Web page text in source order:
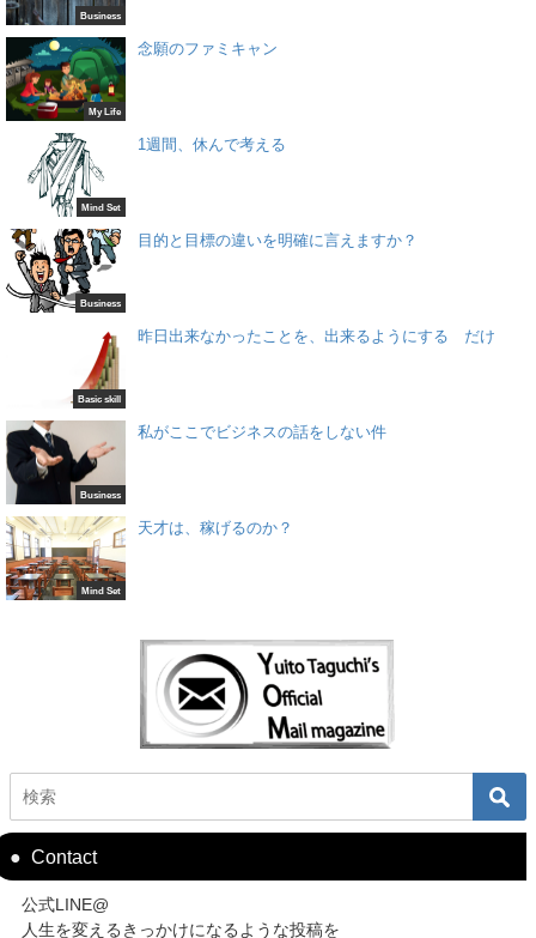
Business
My Life
念願のファミキャン
Mind Set
1週間、休んで考える
Business
目的と目標の違いを明確に言えますか？
Basic skill
昨日出来なかったことを、出来るようにする だけ
Business
私がここでビジネスの話をしない件
Mind Set
天才は、稼げるのか？
Contact
公式LINE@
人生を変えるきっかけになるような投稿を